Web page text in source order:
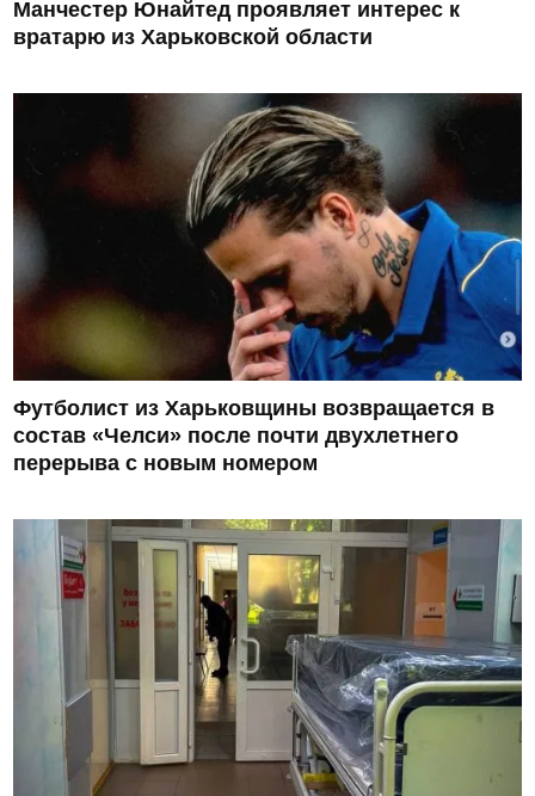
Манчестер Юнайтед проявляет интерес к
вратарю из Харьковской области
Футболист из Харьковщины возвращается в
состав «Челси» после почти двухлетнего
перерыва с новым номером